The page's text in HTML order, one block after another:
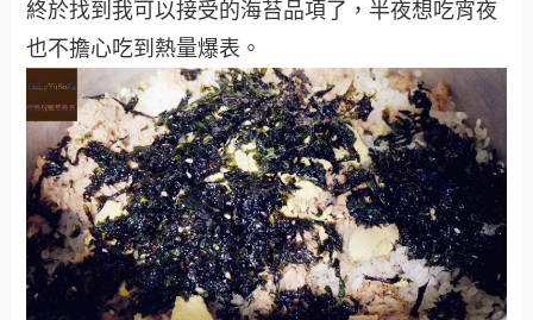
終於找到我可以接受的海苔品項了，半夜想吃宵夜
也不擔心吃到熱量爆表。